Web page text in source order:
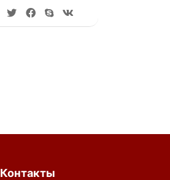
Контакты